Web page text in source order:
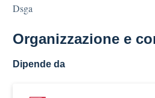
Dsga
Organizzazione e
Dipende da